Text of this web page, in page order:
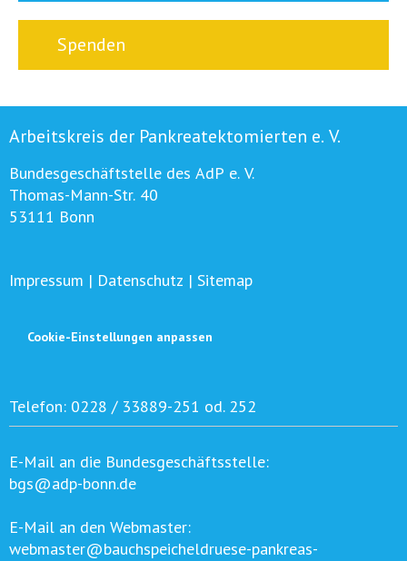
Spenden
Arbeitskreis der Pankreatektomierten e. V.
Bundesgeschäftstelle des AdP e. V.
Thomas-Mann-Str. 40
53111 Bonn
Impressum | Datenschutz | Sitemap
Cookie-Einstellungen anpassen
Telefon: 0228 / 33889-251 od. 252
E-Mail an die Bundesgeschäftsstelle:
bgs@adp-bonn.de
E-Mail an den Webmaster:
webmaster@bauchspeicheldruese-pankreas-